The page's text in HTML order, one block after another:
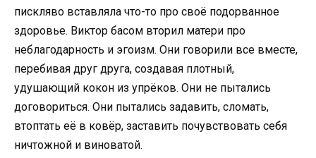
пискляво вставляла что-то про своё подорванное
здоровье. Виктор басом вторил матери про
неблагодарность и эгоизм. Они говорили все вместе,
перебивая друг друга, создавая плотный,
удушающий кокон из упрёков. Они не пытались
договориться. Они пытались задавить, сломать,
втоптать её в ковёр, заставить почувствовать себя
ничтожной и виноватой.